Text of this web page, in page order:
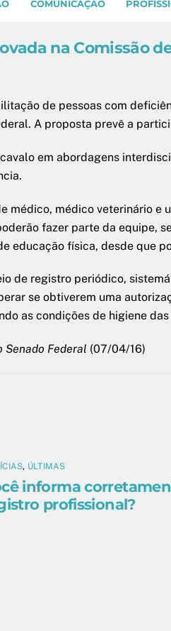
COMUNICAÇÃO
na Comissão
de pessoas com
A proposta prevê a
em abordagens
médico veterinário e
fazer parte da equipe,
educação física, desde que
de registro periódico,
se obtiverem uma
as condições de higiene
Senado Federal (07/04/16)
, ÚLTIMAS
informa
profissional?